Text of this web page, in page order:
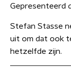
Gepresenteerd
Stefan Stasse
uit om dat ook
hetzelfde zijn.